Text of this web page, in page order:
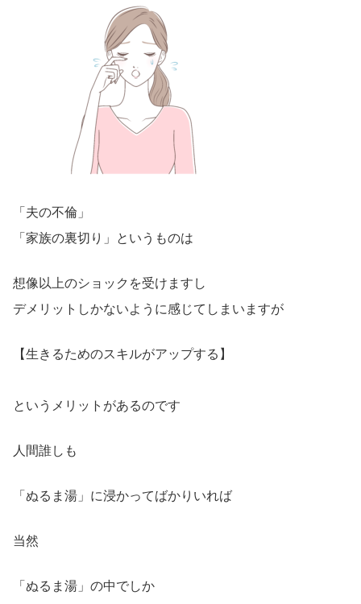
「夫の不倫」
「家族の裏切り」というものは
想像以上のショックを受けますし
デメリットしかないように感じてしまいますが
【生きるためのスキルがアップする】
というメリットがあるのです
人間誰しも
「ぬるま湯」に浸かってばかりいれば
当然
「ぬるま湯」の中でしか